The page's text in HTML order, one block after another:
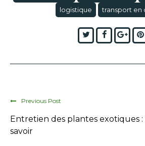
logistique
transport en
TwitterFacebook
Previous Post
Entretien des plantes exotiques :
savoir